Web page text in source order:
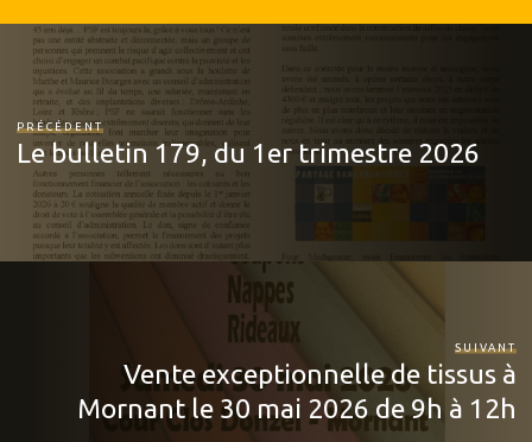
PRÉCÉDENT
Le bulletin 179, du 1er trimestre 2026
SUIVANT
Vente exceptionnelle de tissus à
Mornant le 30 mai 2026 de 9h à 12h